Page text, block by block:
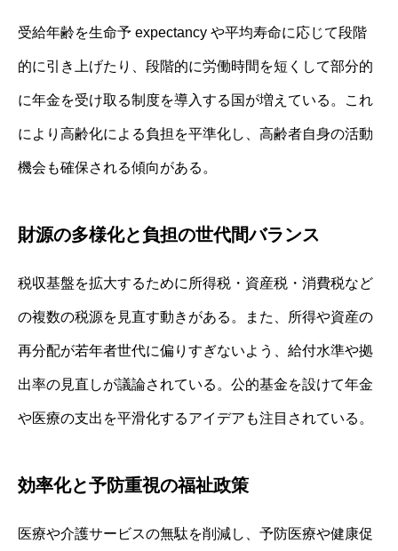
受給年齢を生命予 expectancy や平均寿命に応じて段階
的に引き上げたり、段階的に労働時間を短くして部分的
に年金を受け取る制度を導入する国が増えている。これ
により高齢化による負担を平準化し、高齢者自身の活動
機会も確保される傾向がある。
財源の多様化と負担の世代間バランス
税収基盤を拡大するために所得税・資産税・消費税など
の複数の税源を見直す動きがある。また、所得や資産の
再分配が若年者世代に偏りすぎないよう、給付水準や拠
出率の見直しが議論されている。公的基金を設けて年金
や医療の支出を平滑化するアイデアも注目されている。
効率化と予防重視の福祉政策
医療や介護サービスの無駄を削減し、予防医療や健康促